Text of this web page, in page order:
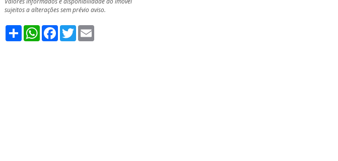
sujeitos a alterações sem prévio aviso.
ShareWhatsApp
Facebook
Twitter